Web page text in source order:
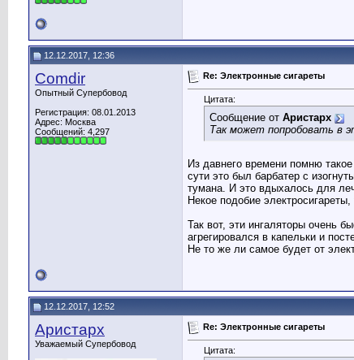
12.12.2017, 12:36
Comdir
Опытный Супербовод
Регистрация: 08.01.2013
Адрес: Москва
Сообщений: 4,297
Re: Электронные сигареты
Цитата:
Сообщение от Аристарх
Так может попробовать в
Из давнего времени помню
сути это был барбатер с
тумана. И это вдыхалось для
Некое подобие электросигареты,
Так вот, эти ингаляторы очень
агрегировался в капельки и
Не то же ли самое будет от
12.12.2017, 12:52
Аристарх
Уважаемый Супербовод
Re: Электронные сигареты
Цитата: